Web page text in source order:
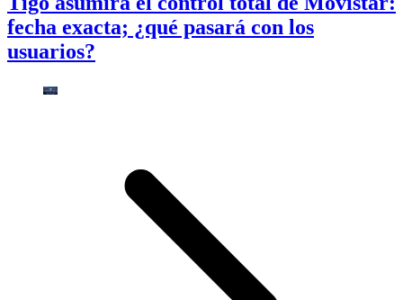
fecha exacta; ¿qué pasará con los
usuarios?